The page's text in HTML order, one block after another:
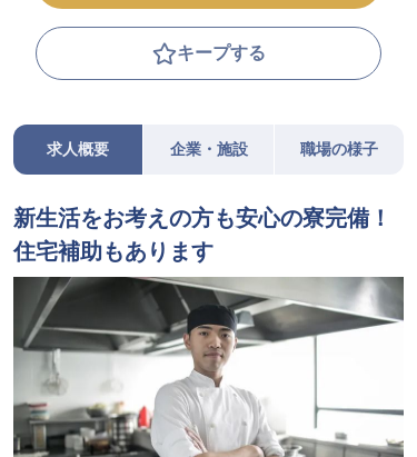
キープする
求人概要 企業・施設 職場の様子
新生活をお考えの方も安心の寮完備！
住宅補助もあります